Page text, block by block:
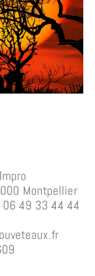
Montpellier
06 49 33 44 44